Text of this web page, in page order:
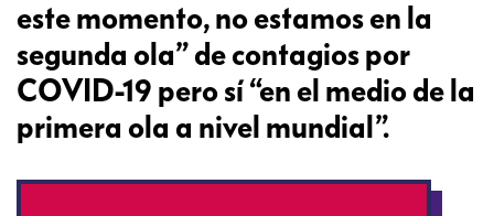
este momento, no estamos en la
segunda ola” de contagios por
COVID-19 pero sí “en el medio de la
primera ola a nivel mundial”.